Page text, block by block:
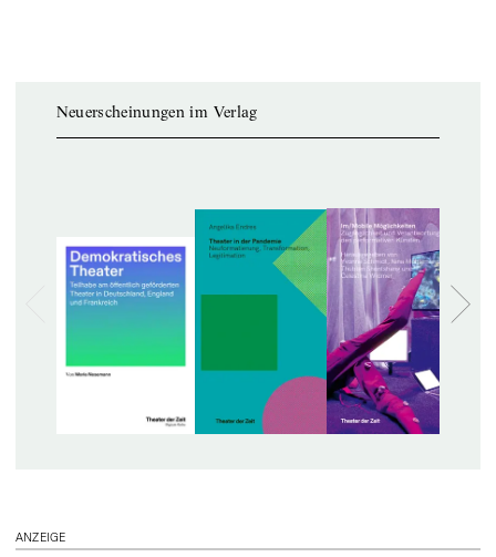
Neuerscheinungen im Verlag
ANZEIGE